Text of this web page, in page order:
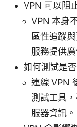
VPN 可以阻
VPN 本身
區性追蹤
服務提供
如何測試是
連線 VPN
測試工具
服器資訊。